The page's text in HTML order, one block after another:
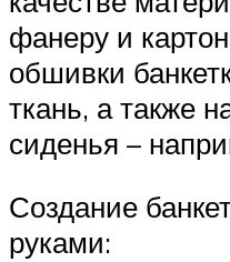
фанеру и
обшивки
ткань, а также
сиденья –
Создание
руками: